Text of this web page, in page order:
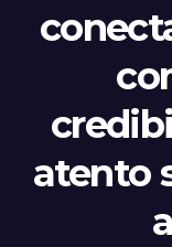
atento